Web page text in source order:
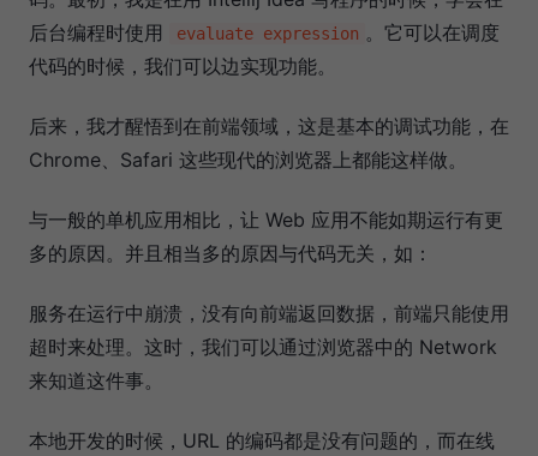
后台编程时使用
evaluate expression 。它可以在调度
代码的时候，我们可以边实现功能。
后来，我才醒悟到在前端领域，这是基本的调试功能，在
Chrome、Safari 这些现代的浏览器上都能这样做。
与一般的单机应用相比，让 Web 应用不能如期运行有更
多的原因。并且相当多的原因与代码无关，如：
服务在运行中崩溃，没有向前端返回数据，前端只能使用
超时来处理。这时，我们可以通过浏览器中的 Network
来知道这件事。
本地开发的时候，URL 的编码都是没有问题的，而在线